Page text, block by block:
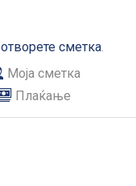
отворете сметка.
Моја сметка
Плаќање